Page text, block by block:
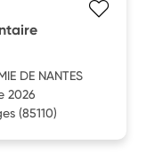
DE NANTES
2026
(85110)